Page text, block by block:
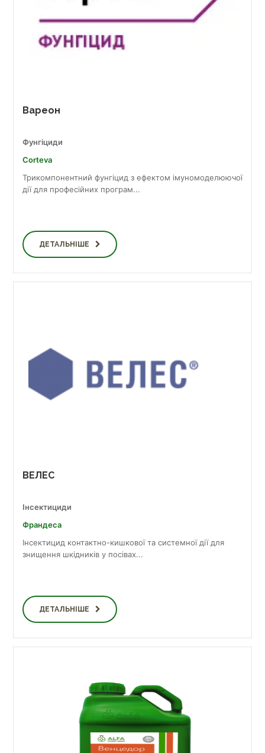
Вареон
Фунгіциди
Corteva
Трикомпонентний фунгіцид з ефектом імуномоделюючої
дії для професійних програм...
ДЕТАЛЬНІШЕ
ВЕЛЕС
Інсектициди
Франдеса
Інсектицид контактно-кишкової та системної дії для
знищення шкідників у посівах...
ДЕТАЛЬНІШЕ